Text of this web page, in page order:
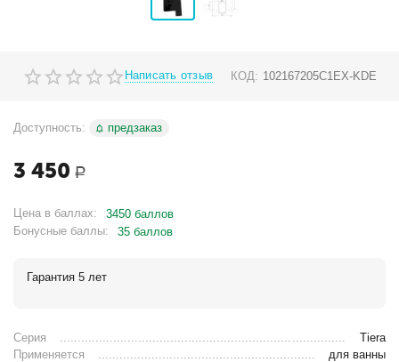
Написать отзыв КОД: 102167205C1EX-KDE
Доступность: предзаказ
3 450 Р
Цена в баллах:
3450 баллов
Бонусные баллы:
35 баллов
Гарантия 5 лет
Серия
Tiera
Применяется
для ванны